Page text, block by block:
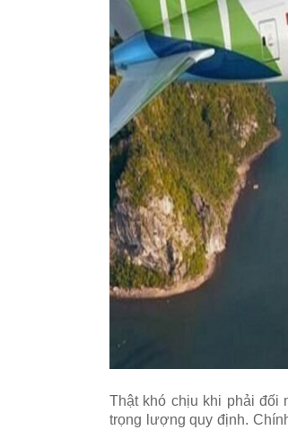
Thật khó chịu khi phải đối
trọng lượng quy định.